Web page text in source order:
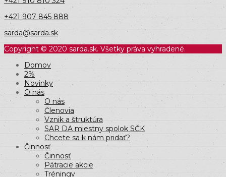
+421 907 845 888
sarda@sarda.sk
Copyright © 2020 sarda.sk. Všetky práva vyhradené.
Domov
2%
Novinky
O nás
O nás
Členovia
Vznik a štruktúra
SAR DA miestny spolok SČK
Chcete sa k nám pridať?
Činnosť
Činnosť
Pátracie akcie
Tréningy